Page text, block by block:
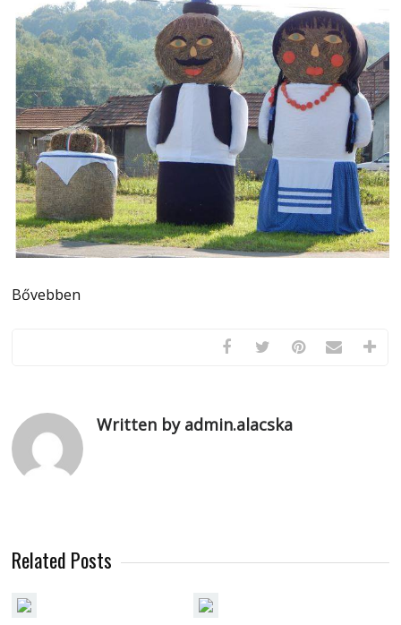
Bővebben
Written by admin.alacska
Related Posts